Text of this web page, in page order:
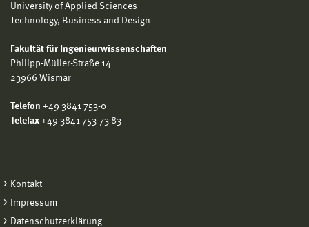
University of Applied Sciences
Technology, Business and Design
Fakultät für Ingenieurwissenschaften
Philipp-Müller-Straße 14
23966 Wismar
Telefon +49 3841 753-0
Telefax +49 3841 753-73 83
Kontakt
Impressum
Datenschutzerklärung